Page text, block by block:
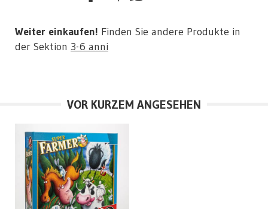
Weiter einkaufen! Finden Sie andere Produkte in
der Sektion 3-6 anni
VOR KURZEM ANGESEHEN